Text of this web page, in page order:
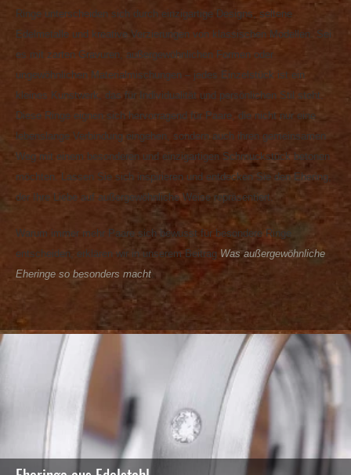
Ringe unterscheiden sich durch einzigartige Designs, seltene
Edelmetalle und kreative Verzierungen von klassischen Modellen. Sei
es mit zarten Gravuren, außergewöhnlichen Formen oder
ungewöhnlichen Materialmischungen – jedes Einzelstück ist ein
kleines Kunstwerk, das für Individualität und persönlichen Stil steht.
Diese Ringe eignen sich hervorragend für Paare, die nicht nur eine
lebenslange Verbindung eingehen, sondern auch ihren gemeinsamen
Weg mit einem besonderen und einzigartigen Schmuckstück betonen
möchten. Lassen Sie sich inspirieren und entdecken Sie den Ehering,
der Ihre Liebe auf außergewöhnliche Weise repräsentiert.
Warum immer mehr Paare sich bewusst für besondere Ringe
entscheiden, erklären wir in unserem Beitrag Was außergewöhnliche
Eheringe so besonders macht.